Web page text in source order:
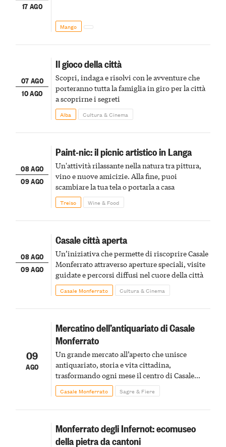
17 AGO
Mango
07 AGO
10 AGO
Il gioco della città
Scopri, indaga e risolvi con le avventure che
porteranno tutta la famiglia in giro per la città
a scoprirne i segreti
Alba Cultura & Cinema
08 AGO
09 AGO
Paint-nic: il picnic artistico in Langa
Un'attività rilassante nella natura tra pittura,
vino e nuove amicizie. Alla fine, puoi
scambiare la tua tela o portarla a casa
Treiso Wine & Food
08 AGO
09 AGO
Casale città aperta
Un’iniziativa che permette di riscoprire Casale
Monferrato attraverso aperture speciali, visite
guidate e percorsi diffusi nel cuore della città
Casale Monferrato Cultura & Cinema
09
AGO
Mercatino dell’antiquariato di Casale
Monferrato
Un grande mercato all’aperto che unisce
antiquariato, storia e vita cittadina,
trasformando ogni mese il centro di Casale
Monferrato in un luogo di scoperta e racconto
Casale Monferrato Sagre & Fiere
Monferrato degli Infernot: ecomuseo
della pietra da cantoni